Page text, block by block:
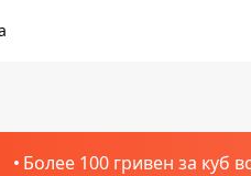
Более 100 гривен за куб